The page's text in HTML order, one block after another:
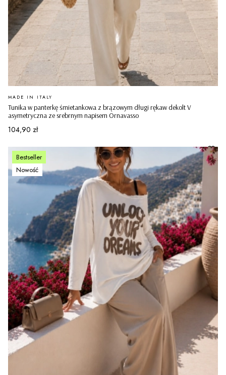
Tunika w panterkę śmietankowa z brązowym długi rękaw dekolt V
asymetryczna ze srebrnym napisem Ornavasso
PRODUCENT
MADE IN ITALY
Cena
104,90 zł
Bestseller
Nowość